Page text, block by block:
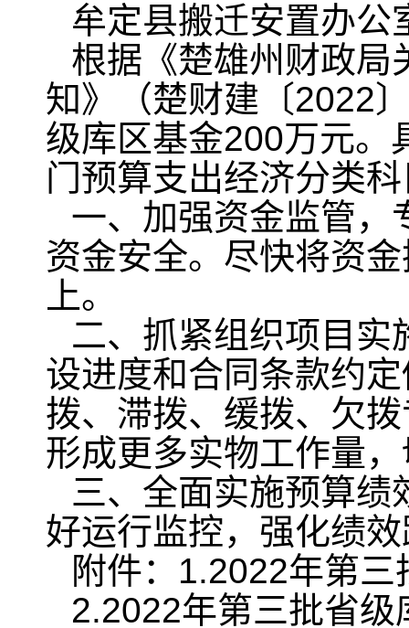
牟定县搬迁安置办公
根据《楚雄州财政局
知》（楚财建〔2022
级库区基金200万元。
门预算支出经济分类
一、加强资金监管，
资金安全。尽快将资
上。
二、抓紧组织项目实
设进度和合同条款约
拨、滞拨、缓拨、欠
形成更多实物工作量
三、全面实施预算绩
好运行监控，强化绩
附件：1.2022年第
2.2022年第三批省